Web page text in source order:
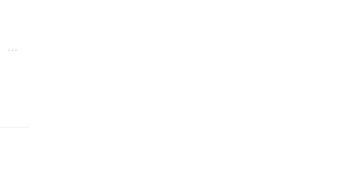
11月5日，国家知识产权局公布了宁德时代三项固态电池专利，分别为“改性固态电解质及其制备方法、固态电池及用电装置”、“固态电解质膜及其制备方法、固态电池、用电装置”和“固态电池单体及其制造方法”。改性固态电解质及其制备方法、固态电池及用电装置本申请涉及一种改性固态电解质及其制备方法、固态电池及用电装...